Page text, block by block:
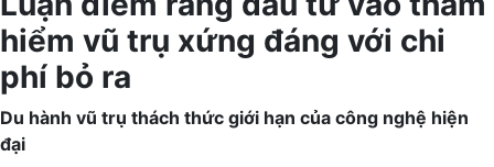
hiểm vũ trụ xứng đáng với chi
phí bỏ ra
Du hành vũ trụ thách thức giới hạn của công nghệ hiện
đại